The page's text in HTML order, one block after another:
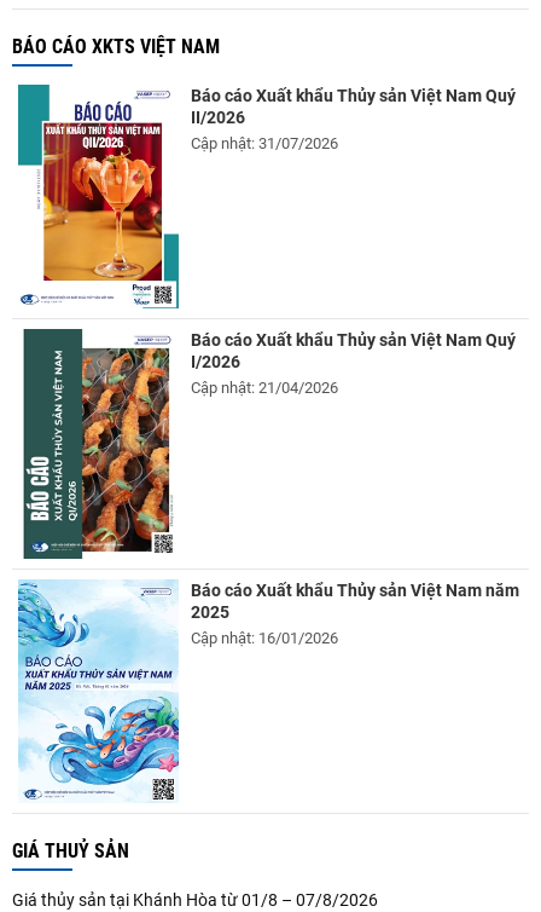
BÁO CÁO XKTS VIỆT NAM
Báo cáo Xuất khẩu Thủy sản Việt Nam Quý
II/2026
Cập nhật: 31/07/2026
Báo cáo Xuất khẩu Thủy sản Việt Nam Quý
I/2026
Cập nhật: 21/04/2026
Báo cáo Xuất khẩu Thủy sản Việt Nam năm
2025
Cập nhật: 16/01/2026
GIÁ THUỶ SẢN
Giá thủy sản tại Khánh Hòa từ 01/8 – 07/8/2026